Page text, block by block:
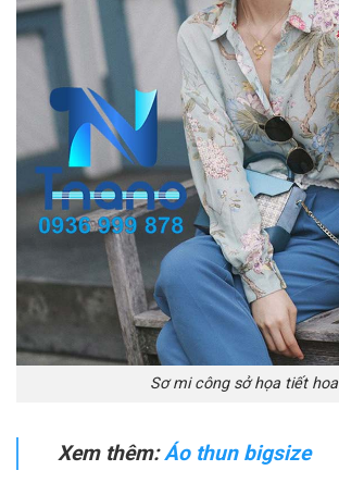
Sơ mi công sở họa tiết hoa
Xem thêm:Áo thun bigsize